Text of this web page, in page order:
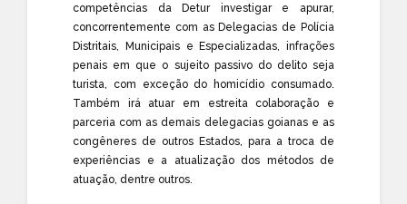
competências da Detur investigar e apurar,
concorrentemente com as Delegacias de Polícia
Distritais, Municipais e Especializadas, infrações
penais em que o sujeito passivo do delito seja
turista, com exceção do homicídio consumado.
Também irá atuar em estreita colaboração e
parceria com as demais delegacias goianas e as
congêneres de outros Estados, para a troca de
experiências e a atualização dos métodos de
atuação, dentre outros.